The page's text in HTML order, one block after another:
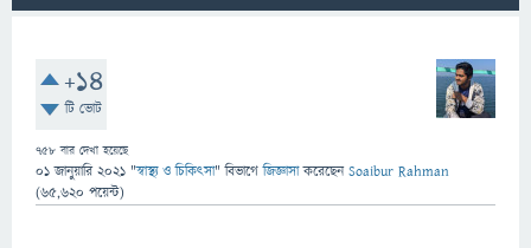
+14
টি ভোট
758 বার দেখা হয়েছে
01 জানুয়ারি 2021 "স্বাস্থ্য ও চিকিৎসা" বিভাগে জিজ্ঞাসাকরেছেনSoaibur Rahman
(65,620 পয়েন্ট)